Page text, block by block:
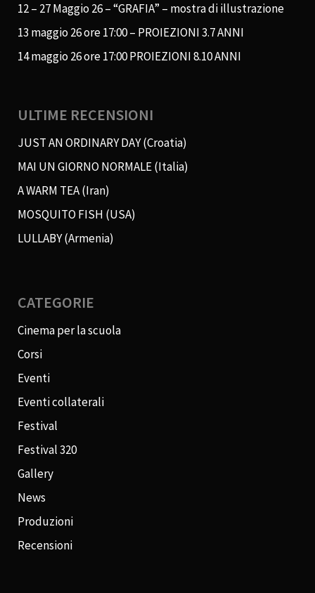
12 – 27 Maggio 26 – “GRAFIA” – mostra di illustrazione
13 maggio 26 ore 17:00 – PROIEZIONI 3.7 ANNI
14 maggio 26 ore 17:00 PROIEZIONI 8.10 ANNI
ULTIME RECENSIONI
JUST AN ORDINARY DAY (Croatia)
MAI UN GIORNO NORMALE (Italia)
A WARM TEA (Iran)
MOSQUITO FISH (USA)
LULLABY (Armenia)
CATEGORIE
Cinema per la scuola
Corsi
Eventi
Eventi collaterali
Festival
Festival 320
Gallery
News
Produzioni
Recensioni